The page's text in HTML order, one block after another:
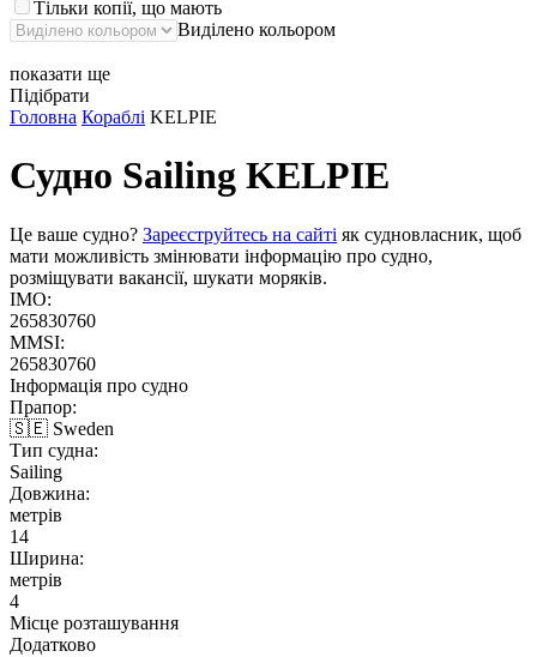
Тільки копії, що мають
Виділено кольором
показати ще
Підібрати
Головна Кораблі KELPIE
Судно Sailing KELPIE
Це ваше судно? Зареєструйтесь на сайті як судновласник, щоб
мати можливість змінювати інформацію про судно,
розміщувати вакансії, шукати моряків.
IMO:
265830760
MMSI:
265830760
Інформація про судно
Прапор:
🇸🇪 Sweden
Тип судна:
Sailing
Довжина:
метрів
14
Ширина:
метрів
4
Місце розташування
Додатково